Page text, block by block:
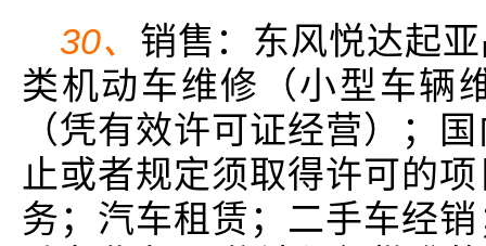
30、 销售：东风悦达起
类机动车维修（小型车辆
（凭有效许可证经营）；
止或者规定须取得许可的
务；汽车租赁；二手车经